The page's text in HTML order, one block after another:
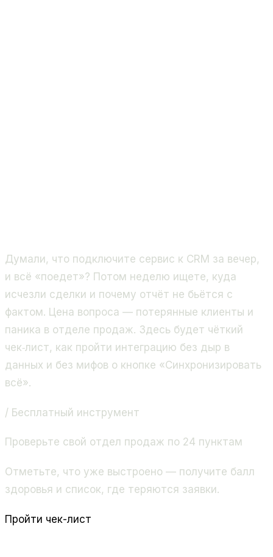
Думали, что подключите сервис к CRM за вечер,
и всё «поедет»? Потом неделю ищете, куда
исчезли сделки и почему отчёт не бьётся с
фактом. Цена вопроса — потерянные клиенты и
паника в отделе продаж. Здесь будет чёткий
чек‑лист, как пройти интеграцию без дыр в
данных и без мифов о кнопке «Синхронизировать
всё».
/ Бесплатный инструмент
Проверьте свой отдел продаж по 24 пунктам
Отметьте, что уже выстроено — получите балл
здоровья и список, где теряются заявки.
Пройти чек-лист